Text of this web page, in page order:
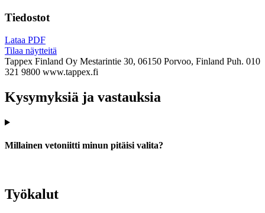
Tiedostot
Lataa PDF
Tilaa näytteitä
Tappex Finland Oy Mestarintie 30, 06150 Porvoo, Finland Puh. 010
321 9800 www.tappex.fi
Kysymyksiä ja vastauksia
Millainen vetoniitti minun pitäisi valita?
Työkalut